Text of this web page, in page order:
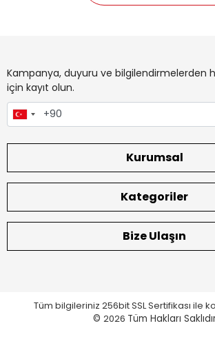
Kampanya, duyuru ve bilgilendirmelerden
için kayıt olun.
Kurumsal
Kategoriler
Bize Ulaşın
Tüm bilgileriniz 256bit SSL Sertifikası ile
© 2026 Tüm Hakları